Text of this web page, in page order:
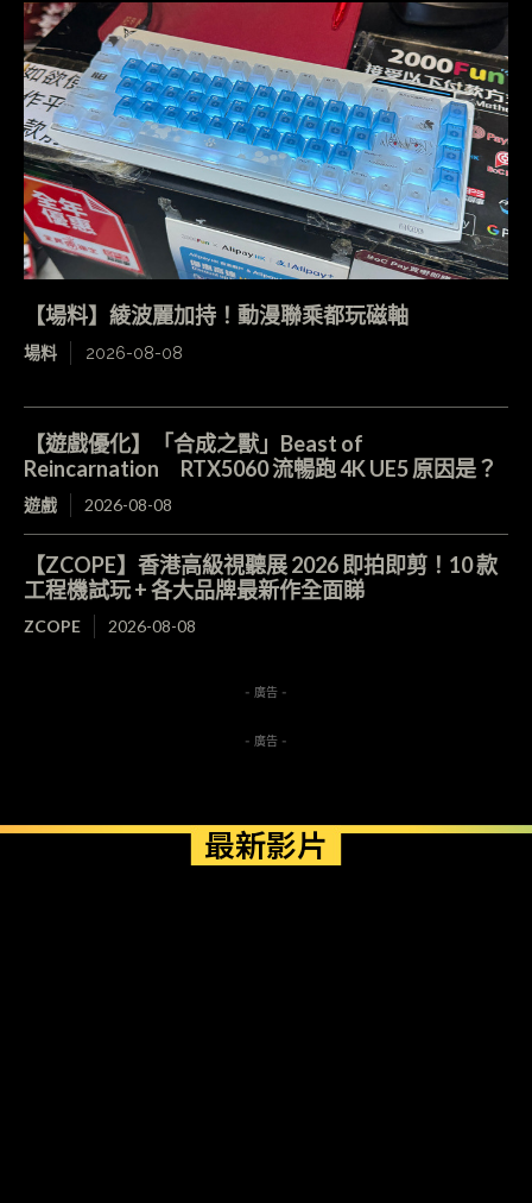
【場料】綾波麗加持！動漫聯乘都玩磁軸
場料 2026-08-08
【遊戲優化】「合成之獸」Beast of
Reincarnation RTX5060 流暢跑 4K UE5 原因是？
遊戲 2026-08-08
【ZCOPE】香港高級視聽展 2026 即拍即剪！10 款
工程機試玩 + 各大品牌最新作全面睇
ZCOPE 2026-08-08
- 廣告 -
- 廣告 -
最新影片